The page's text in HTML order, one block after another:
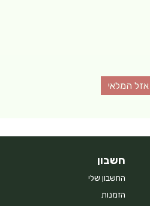
אזל המלאי
חשבון
החשבון שלי
הזמנות